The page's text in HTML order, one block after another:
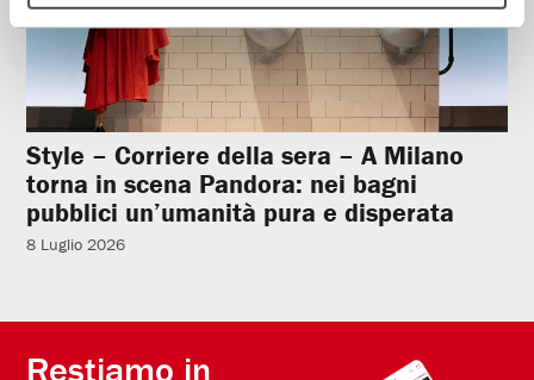
Style – Corriere della sera – A Milano
torna in scena Pandora: nei bagni
pubblici un’umanità pura e disperata
8 Luglio 2026
Restiamo in